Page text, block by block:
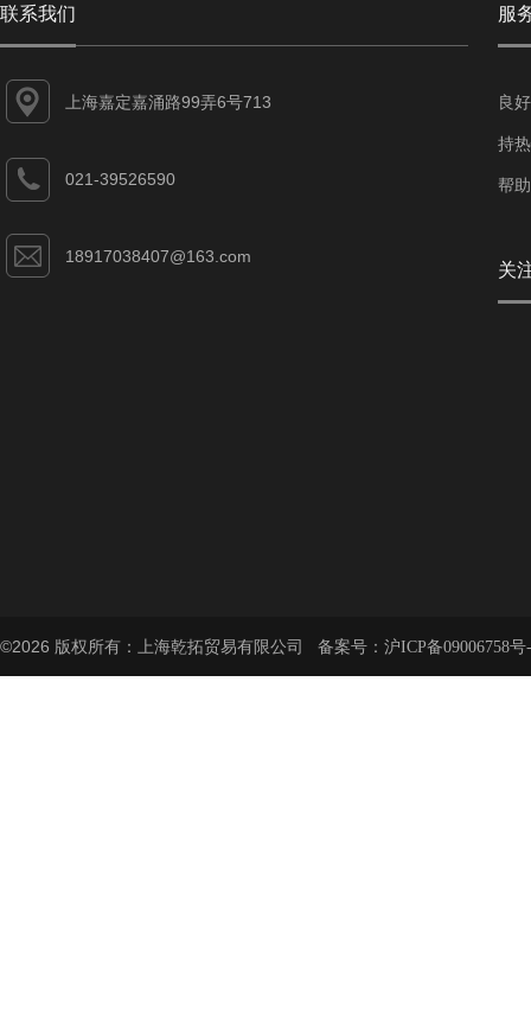
联系我们
上海嘉定嘉涌路99弄6号713
021-39526590
18917038407@163.com
服
良
持
帮
关
©2026 版权所有：上海乾拓贸易有限公司 备案号： 沪ICP备09006758号